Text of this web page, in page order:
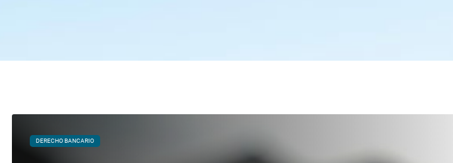
DERECHO BANCARIO